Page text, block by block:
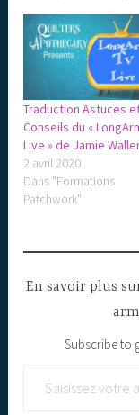
Traduction Astuces
Conseils du «
Live » de Jamie
2 avril 2020
Dans "Formations
Patchwork"
En savoir plus
Subscribe to